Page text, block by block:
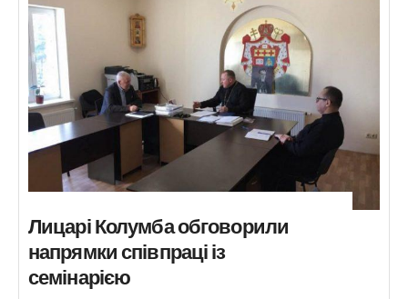
Лицарі Колумба обговорили
напрямки співпраці із
семінарією